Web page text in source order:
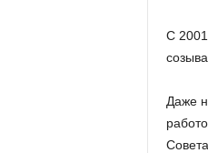
С 2001
Даже